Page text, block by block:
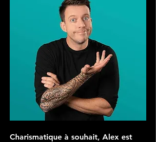
Charismatique à souhait, Alex est